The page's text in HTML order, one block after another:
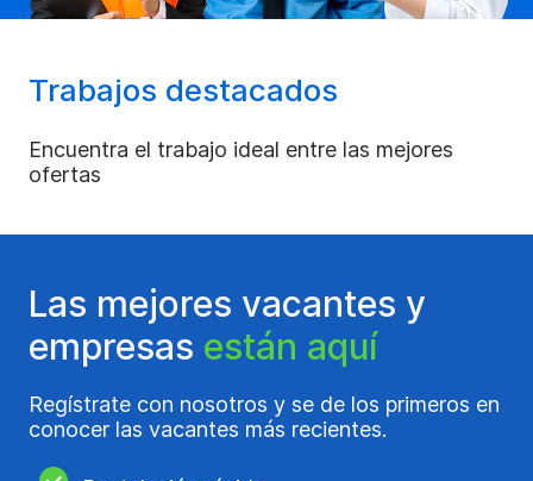
Trabajos destacados
Encuentra el trabajo ideal entre las mejores
ofertas
Las mejores vacantes y
empresas están aquí
Regístrate con nosotros y se de los primeros en
conocer las vacantes más recientes.